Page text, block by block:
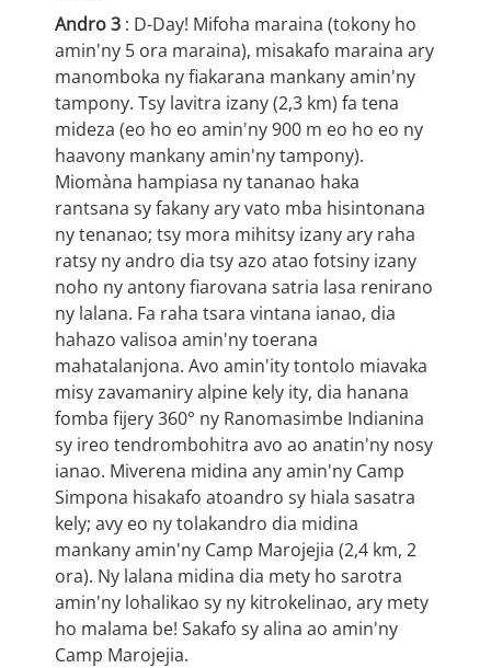
Andro 3 : D-Day! Mifoha maraina (tokony ho
amin'ny 5 ora maraina), misakafo maraina ary
manomboka ny fiakarana mankany amin'ny
tampony. Tsy lavitra izany (2,3 km) fa tena
mideza (eo ho eo amin'ny 900 m eo ho eo ny
haavony mankany amin'ny tampony).
Miomàna hampiasa ny tananao haka
rantsana sy fakany ary vato mba hisintonana
ny tenanao; tsy mora mihitsy izany ary raha
ratsy ny andro dia tsy azo atao fotsiny izany
noho ny antony fiarovana satria lasa renirano
ny lalana. Fa raha tsara vintana ianao, dia
hahazo valisoa amin'ny toerana
mahatalanjona. Avo amin'ity tontolo miavaka
misy zavamaniry alpine kely ity, dia hanana
fomba fijery 360° ny Ranomasimbe Indianina
sy ireo tendrombohitra avo ao anatin'ny nosy
ianao. Miverena midina any amin'ny Camp
Simpona hisakafo atoandro sy hiala sasatra
kely; avy eo ny tolakandro dia midina
mankany amin'ny Camp Marojejia (2,4 km, 2
ora). Ny lalana midina dia mety ho sarotra
amin'ny lohalikao sy ny kitrokelinao, ary mety
ho malama be! Sakafo sy alina ao amin'ny
Camp Marojejia.